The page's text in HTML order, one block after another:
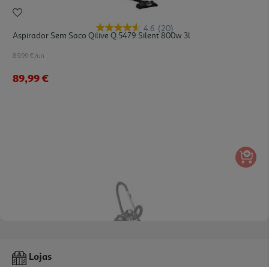
4.6 (20)
Aspirador Sem Saco Qilive Q.5479 Silent 800w 3l
89.99 €/un
89,99 €
Aspirador Sem Saco Qilive Q.5770 1.5 L 700 W
Lojas